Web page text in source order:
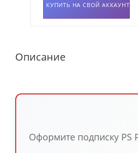
КУПИТЬ НА СВОЙ АККАУНТ
Описание
Оформите подписку PS